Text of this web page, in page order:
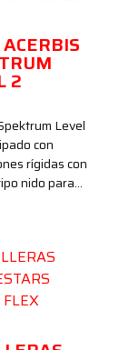
2
Level
con
rígidas con
nido para…